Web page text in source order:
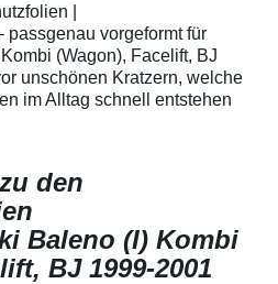
bestmöglichem
Kratzer und
Fahrzeuglack
|
passgenau vorgeformt für
(Wagon), Facelift, BJ
unschönen Kratzern, welche
im Alltag schnell entstehen
den
Baleno (I) Kombi
BJ 1999-2001